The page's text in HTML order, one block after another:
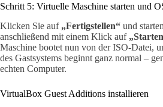
Schritt 5: Virtuelle Maschine starten und
Klicken Sie auf „Fertigstellen“ und
anschließend mit einem Klick auf
Maschine bootet nun von der ISO-Datei,
des Gastsystems beginnt ganz normal –
echten Computer.
VirtualBox Guest Additions installieren